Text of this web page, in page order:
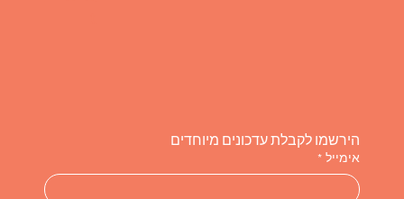
הירשמו לקבלת עדכונים מיוחדים
אימייל *